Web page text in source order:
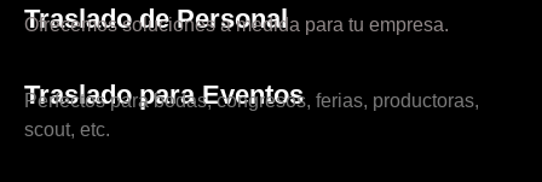
Traslado de Personal
Ofrecemos soluciones a medida para tu empresa.
Traslado para Eventos
Perfectos para bodas, congresos, ferias, productoras,
scout, etc.